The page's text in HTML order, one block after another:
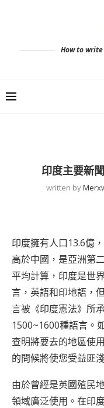
How to
印度主要新
written by
印度擁有人口13.6億
高於中國，是亞洲第
平均計算，印度是世
言，英語和印地語，
言被《印度憲法》所
1500~1600種語言。
查明將要去的地區使
的問候將使您受益匪
由於曾經是英國殖民
領域廣泛使用。在印